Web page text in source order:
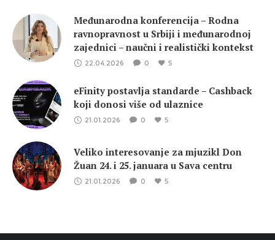
Međunarodna konferencija – Rodna
ravnopravnost u Srbiji i međunarodnoj
zajednici – naučni i realistički kontekst
22.04.2026 0 5
eFinity postavlja standarde – Cashback
koji donosi više od ulaznice
21.01.2026 0 5
Veliko interesovanje za mjuzikl Don
Žuan 24. i 25. januara u Sava centru
21.01.2026 0 5